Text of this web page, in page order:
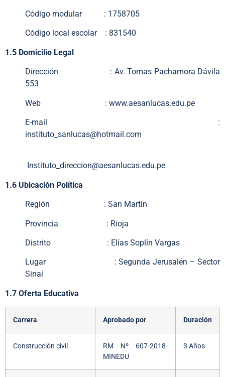
Código modular : 1758705
Código local escolar : 831540
1.5 Domicilio Legal
Dirección : Av. Tomas Pachamora Dávila
553
Web : www.aesanlucas.edu.pe
E-mail :
instituto_sanlucas@hotmail.com
Instituto_direccion@aesanlucas.edu.pe
1.6 Ubicación Política
Región : San Martín
Provincia : Rioja
Distrito : Elías Soplín Vargas
Lugar : Segunda Jerusalén – Sector
Sinaí
1.7 Oferta Educativa
Carrera Aprobado por Duración
Construcción civil
RM Nº 607-2018-
MINEDU
3 Años